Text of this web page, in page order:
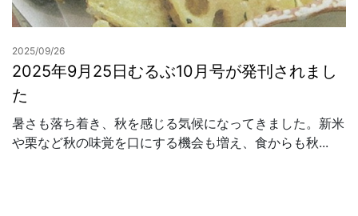
2025/09/26
2025年9月25日むるぶ10月号が発刊されまし
た
暑さも落ち着き、秋を感じる気候になってきました。新米
や栗など秋の味覚を口にする機会も増え、食からも秋...